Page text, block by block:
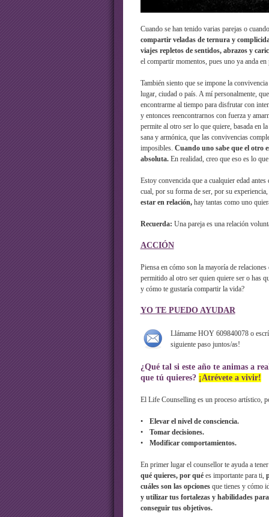
Cuando se han tenido varias parejas o
compartir veladas de ternura y
viajes repletos de sentidos, abrazos y
el compartir momentos, pues uno ya anda
También siento que se impone la
lugar, ciudad o país. A mí personalmente,
encontrarme al tiempo para disfrutar con
y entonces reencontrarnos con fuerza y
permite al otro ser lo que quiere, basada en
sana y armónica, que las convivencias
imposibles. Cuando uno sabe que el otro
absoluta.En realidad, creo que eso es lo
Estoy convencida que a cualquier edad
cual, por su forma de ser, por su
estar en relación,hay tantas como uno
Recuerda: Una pareja es una relación
ACCIÓN
Piensa en cómo son la mayoría de
permitido al otro ser quien quiere ser o has
y cómo te gustaría compartir la vida?
YO TE PUEDO AYUDAR
Llámame HOY 609840078 o
siguiente paso juntos/as!
¿Qué tal si este año te animas a
que tú quieres? ¡Atrévete a vivir!
El Life Counselling es un proceso artístico,
•
Elevar el nivel de consciencia.
•
Tomar decisiones.
•
Modificar comportamientos.
En primer lugar el counsellor te ayuda a
qué quieres, por quées importante para ti,
cuáles son las opcionesque tienes y cómo
y utilizar tus fortalezas y habilidades para
conseguir tus objetivos.